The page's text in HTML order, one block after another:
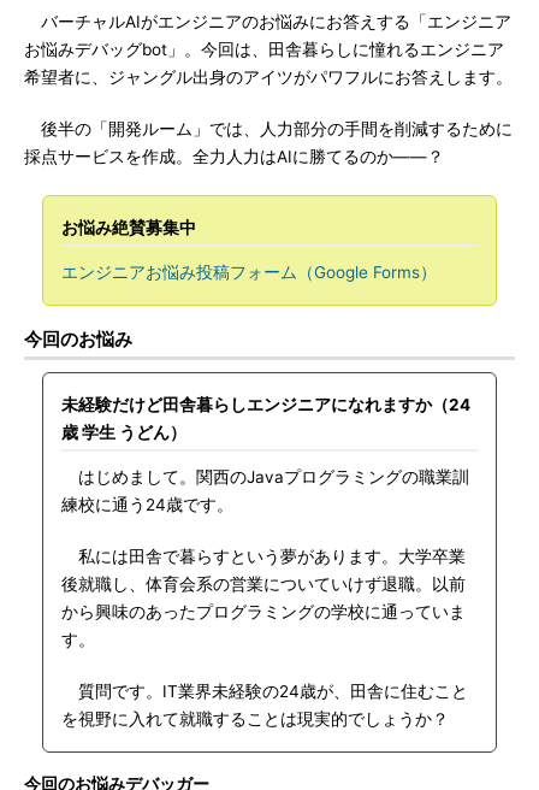
バーチャルAIがエンジニアのお悩みにお答えする「エンジニア
お悩みデバッグbot」。今回は、田舎暮らしに憧れるエンジニア
希望者に、ジャングル出身のアイツがパワフルにお答えします。
後半の「開発ルーム」では、人力部分の手間を削減するために
採点サービスを作成。全力人力はAIに勝てるのか――？
お悩み絶賛募集中
エンジニアお悩み投稿フォーム（Google Forms）
今回のお悩み
未経験だけど田舎暮らしエンジニアになれますか（24
歳 学生 うどん）
はじめまして。関西のJavaプログラミングの職業訓
練校に通う24歳です。
私には田舎で暮らすという夢があります。大学卒業
後就職し、体育会系の営業についていけず退職。以前
から興味のあったプログラミングの学校に通っていま
す。
質問です。IT業界未経験の24歳が、田舎に住むこと
を視野に入れて就職することは現実的でしょうか？
今回のお悩みデバッガー